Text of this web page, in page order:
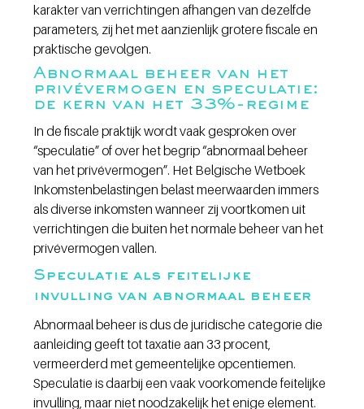
karakter van verrichtingen afhangen van dezelfde
parameters, zij het met aanzienlijk grotere fiscale en
praktische gevolgen.
Abnormaal beheer van het
privévermogen en speculatie:
de kern van het 33%-regime
In de fiscale praktijk wordt vaak gesproken over
“speculatie” of over het begrip “abnormaal beheer
van het privévermogen”. Het Belgische Wetboek
Inkomstenbelastingen belast meerwaarden immers
als diverse inkomsten wanneer zij voortkomen uit
verrichtingen die buiten het normale beheer van het
privévermogen vallen.
Speculatie als feitelijke
invulling van abnormaal beheer
Abnormaal beheer is dus de juridische categorie die
aanleiding geeft tot taxatie aan 33 procent,
vermeerderd met gemeentelijke opcentiemen.
Speculatie is daarbij een vaak voorkomende feitelijke
invulling, maar niet noodzakelijk het enige element.